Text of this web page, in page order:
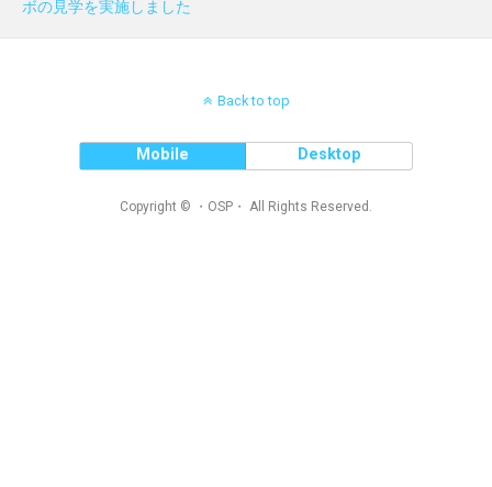
ボの見学を実施しました
Back to top
Mobile Desktop
Copyright © ・OSP・ All Rights Reserved.